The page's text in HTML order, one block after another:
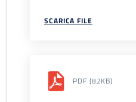
SCARICA FILE
PDF (82KB)